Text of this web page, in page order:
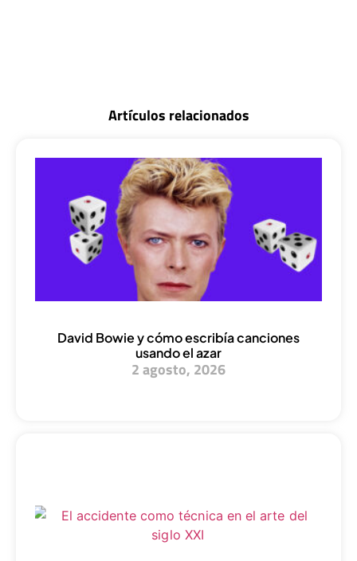
Artículos relacionados
David Bowie y cómo escribía canciones
usando el azar
2 agosto, 2026